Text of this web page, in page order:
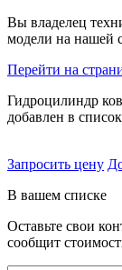
Вы владелец
модели на нашей
Перейти на
Гидроцилиндр
добавлен в
Запросить цену
В вашем списке
Оставьте свои
сообщит